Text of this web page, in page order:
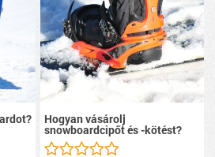
Hogyan vásárolj
snowboardcipőt és -kötést?